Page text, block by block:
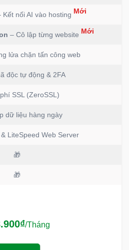
nối AI vào hosting Mới
– Cô lập từng website Mới
lửa chặn tấn công web
độc tự động & 2FA
SSL (ZeroSSL)
dữ liệu hàng ngày
LiteSpeed Web Server
🎁
🎁
/Tháng